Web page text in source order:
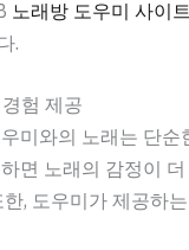
노래방 도우미 사이트
.
험 제공
미와의 노래는 단
면 노래의 감정이
한, 도우미가 제공하